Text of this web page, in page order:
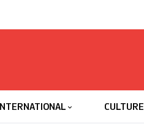
INTERNATIONAL CULTURE